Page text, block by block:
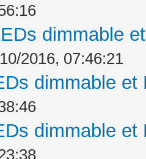
dimmable
2016, 07:46:21
dimmable
dimmable